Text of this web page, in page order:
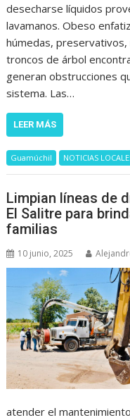
desecharse líquidos
lavamanos. Obeso
húmedas,
troncos de árbol
generan obstrucciones
sistema. Las…
LEER MÁS
Guamúchil NOTICIAS
Limpian líneas de
El Salitre para
familias
10 junio, 2025
atender el